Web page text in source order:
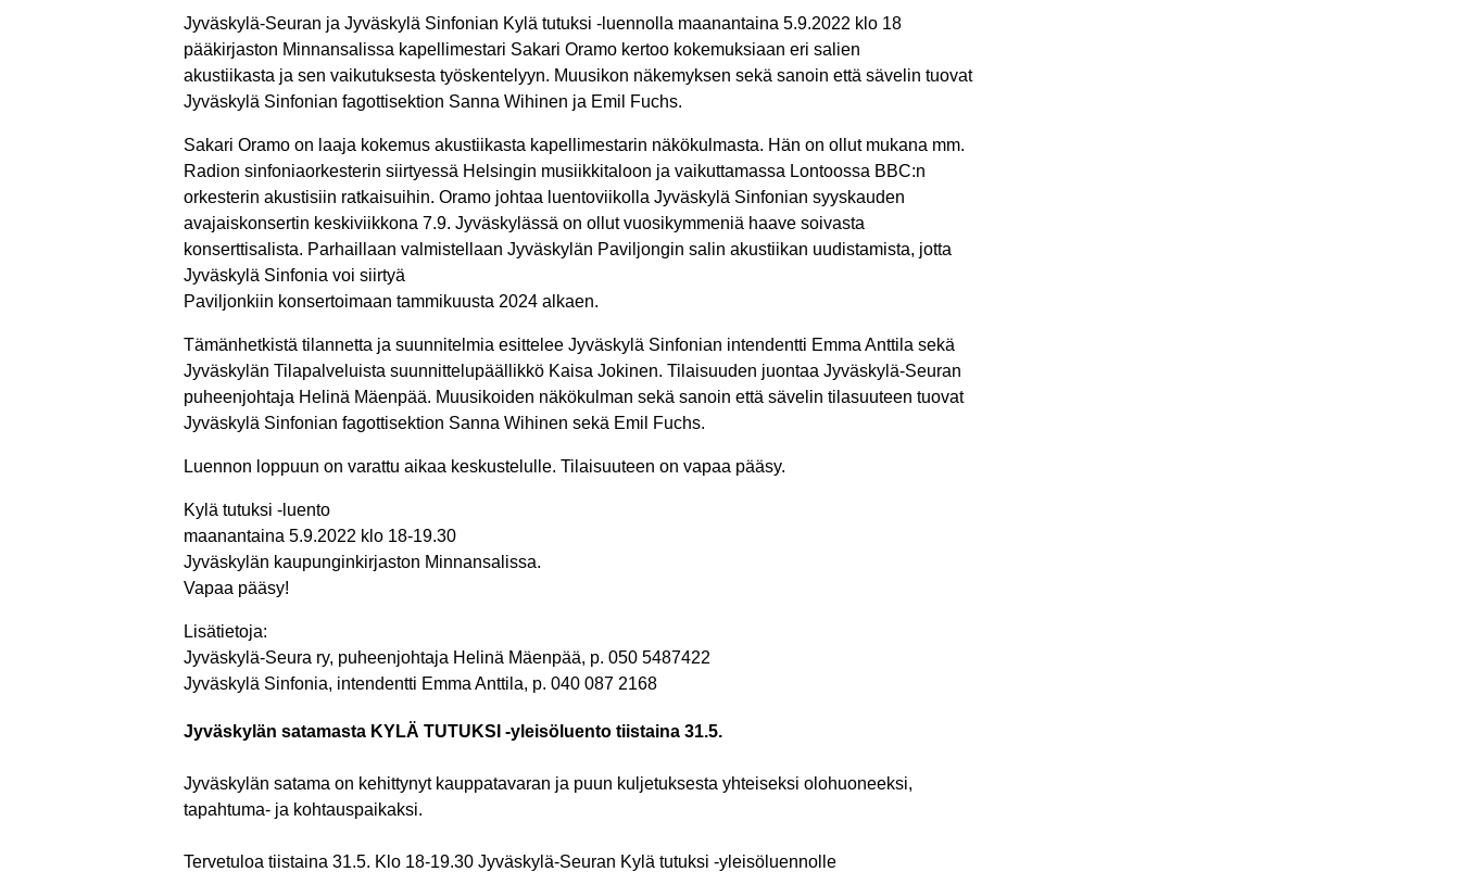
Jyväskylä-Seuran ja Jyväskylä Sinfonian Kylä tutuksi -luennolla maanantaina 5.9.2022 klo 18
pääkirjaston Minnansalissa kapellimestari Sakari Oramo kertoo kokemuksiaan eri salien
akustiikasta ja sen vaikutuksesta työskentelyyn. Muusikon näkemyksen sekä sanoin että sävelin tuovat
Jyväskylä Sinfonian fagottisektion Sanna Wihinen ja Emil Fuchs.
Sakari Oramo on laaja kokemus akustiikasta kapellimestarin näkökulmasta. Hän on ollut mukana mm.
Radion sinfoniaorkesterin siirtyessä Helsingin musiikkitaloon ja vaikuttamassa Lontoossa BBC:n
orkesterin akustisiin ratkaisuihin. Oramo johtaa luentoviikolla Jyväskylä Sinfonian syyskauden
avajaiskonsertin keskiviikkona 7.9. Jyväskylässä on ollut vuosikymmeniä haave soivasta
konserttisalista. Parhaillaan valmistellaan Jyväskylän Paviljongin salin akustiikan uudistamista, jotta
Jyväskylä Sinfonia voi siirtyä
Paviljonkiin konsertoimaan tammikuusta 2024 alkaen.
Tämänhetkistä tilannetta ja suunnitelmia esittelee Jyväskylä Sinfonian intendentti Emma Anttila sekä
Jyväskylän Tilapalveluista suunnittelupäällikkö Kaisa Jokinen. Tilaisuuden juontaa Jyväskylä-Seuran
puheenjohtaja Helinä Mäenpää. Muusikoiden näkökulman sekä sanoin että sävelin tilasuuteen tuovat
Jyväskylä Sinfonian fagottisektion Sanna Wihinen sekä Emil Fuchs.
Luennon loppuun on varattu aikaa keskustelulle. Tilaisuuteen on vapaa pääsy.
Kylä tutuksi -luento
maanantaina 5.9.2022 klo 18-19.30
Jyväskylän kaupunginkirjaston Minnansalissa.
Vapaa pääsy!
Lisätietoja:
Jyväskylä-Seura ry, puheenjohtaja Helinä Mäenpää, p. 050 5487422
Jyväskylä Sinfonia, intendentti Emma Anttila, p. 040 087 2168
Jyväskylän satamasta KYLÄ TUTUKSI -yleisöluento tiistaina 31.5.
Jyväskylän satama on kehittynyt kauppatavaran ja puun kuljetuksesta yhteiseksi olohuoneeksi,
tapahtuma- ja kohtauspaikaksi.
Tervetuloa tiistaina 31.5. Klo 18-19.30 Jyväskylä-Seuran Kylä tutuksi -yleisöluennolle